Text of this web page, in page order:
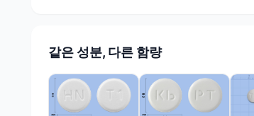
같은 성분, 다른 함량